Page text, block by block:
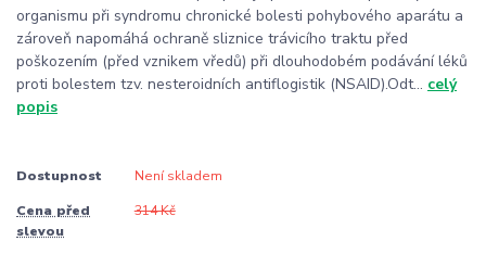
organismu při syndromu chronické bolesti pohybového aparátu a
zároveň napomáhá ochraně sliznice trávicího traktu před
poškozením (před vznikem vředů) při dlouhodobém podávání léků
proti bolestem tzv. nesteroidních antiflogistik (NSAID).Odt... celý
popis
Dostupnost Není skladem
Cena před
slevou
314 Kč